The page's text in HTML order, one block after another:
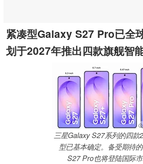
紧凑型Galaxy S27 Pro已全
划于2027年推出四款旗舰智
ⓘ
三星Galaxy S27系列的四款
型已基本确定。备受期待
S27 Pro也将登陆国际市